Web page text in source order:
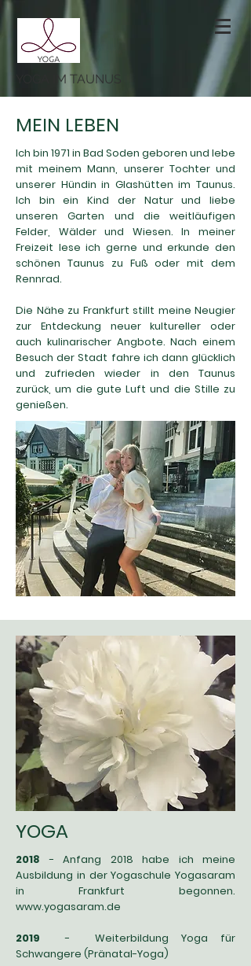
YOGA IM TAUNUS
MEIN LEBEN
Ich bin 1971 in Bad Soden geboren und lebe
mit meinem Mann, unserer Tochter und
unserer Hündin in Glashütten im Taunus.
Ich bin ein Kind der Natur und liebe
unseren Garten und die weitläufigen
Felder, Wälder und Wiesen. In meiner
Freizeit lese ich gerne und erkunde den
schönen Taunus zu Fuß oder mit dem
Rennrad.
Die Nähe zu Frankfurt stillt meine Neugier
zur Entdeckung neuer kultureller oder
auch kulinarischer Angbote. Nach einem
Besuch der Stadt fahre ich dann glücklich
und zufrieden wieder in den Taunus
zurück, um die gute Luft und die Stille zu
genießen.
YOGA
2018 - Anfang 2018 habe ich meine
Ausbildung in der Yogaschule Yogasaram
in Frankfurt begonnen.
www.yogasaram.de
2019 - Weiterbildung Yoga für
Schwangere (Pränatal-Yoga)